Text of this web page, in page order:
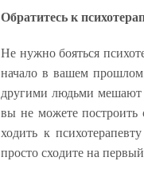
Обратитесь к
Не нужно бояться
начало в вашем
другими людьми мешают
вы не можете построить
ходить к
просто сходите на